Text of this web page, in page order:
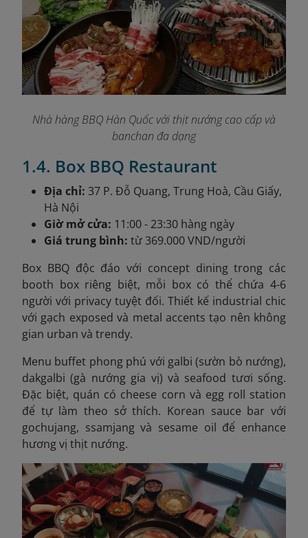
Nhà hàng BBQ Hàn Quốc với thịt nướng cao cấp và
banchan đa dạng
1.4. Box BBQ Restaurant
Địa chỉ: 37 P. Đỗ Quang, Trung Hoà, Cầu Giấy,
Hà Nội
Giờ mở cửa: 11:00 - 23:30 hàng ngày
Giá trung bình: từ 369.000 VND/người
Box BBQ độc đáo với concept dining trong các
booth box riêng biệt, mỗi box có thể chứa 4-6
người với privacy tuyệt đối. Thiết kế industrial chic
với gạch exposed và metal accents tạo nên không
gian urban và trendy.
Menu buffet phong phú với galbi (sườn bò nướng),
dakgalbi (gà nướng gia vị) và seafood tươi sống.
Đặc biệt, quán có cheese corn và egg roll station
để tự làm theo sở thích. Korean sauce bar với
gochujang, ssamjang và sesame oil để enhance
hương vị thịt nướng.